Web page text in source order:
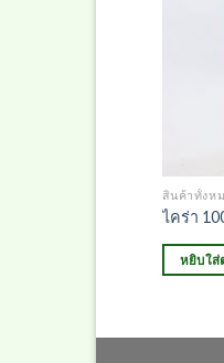
สินค้าทั้งห
ไคร่า
หยิบใส่